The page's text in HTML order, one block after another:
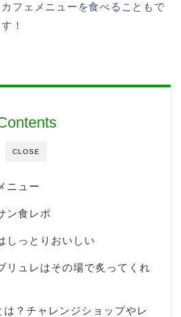
フェメニューを食べることもで
！
CLOSE
ニュー
ン食レポ
しっとりおいしい
リュレはその場で炙ってくれ
は？チャレンジショップやレ